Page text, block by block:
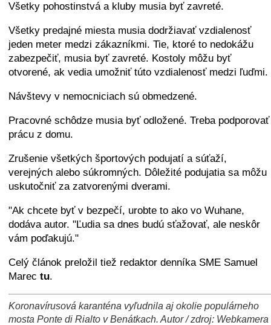
Všetky pohostinstvá a kluby musia byť zavreté.
Všetky predajné miesta musia dodržiavať vzdialenosť
jeden meter medzi zákazníkmi. Tie, ktoré to nedokážu
zabezpečiť, musia byť zavreté. Kostoly môžu byť
otvorené, ak vedia umožniť túto vzdialenosť medzi ľuďmi.
Návštevy v nemocniciach sú obmedzené.
Pracovné schôdze musia byť odložené. Treba podporovať
prácu z domu.
Zrušenie všetkých športových podujatí a súťaží,
verejných alebo súkromných. Dôležité podujatia sa môžu
uskutočniť za zatvorenými dverami.
"Ak chcete byť v bezpečí, urobte to ako vo Wuhane,
dodáva autor. "Ľudia sa dnes budú sťažovať, ale neskôr
vám poďakujú."
Celý článok preložil tiež redaktor denníka SME Samuel
Marec tu.
+ − ⛶
Koronavírusová karanténa vyľudnila aj okolie populárneho
mosta Ponte di Rialto v Benátkach. Autor / zdroj: Webkamera